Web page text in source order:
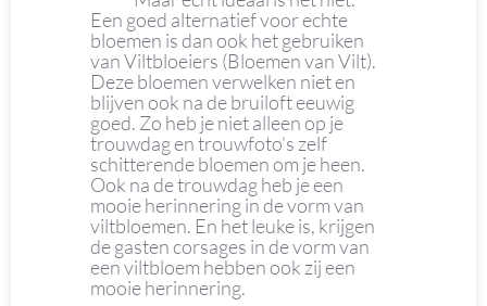
Een goed alternatief voor echte
bloemen is dan ook het gebruiken
van Viltbloeiers (Bloemen van Vilt).
Deze bloemen verwelken niet en
blijven ook na de bruiloft eeuwig
goed. Zo heb je niet alleen op je
trouwdag en trouwfoto’s zelf
schitterende bloemen om je heen.
Ook na de trouwdag heb je een
mooie herinnering in de vorm van
viltbloemen. En het leuke is, krijgen
de gasten corsages in de vorm van
een viltbloem hebben ook zij een
mooie herinnering.